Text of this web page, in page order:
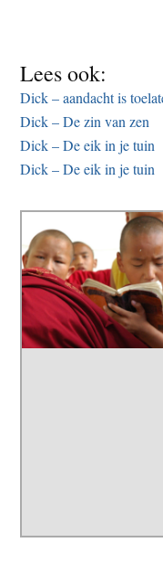
Lees ook:
Dick – aandacht is
Dick – De zin van zen
Dick – De eik in je tuin
Dick – De eik in je tuin